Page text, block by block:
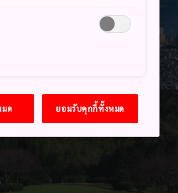
ด ยอมรับคุกกี้ทั้งหมด